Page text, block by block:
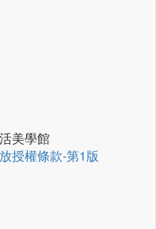
美學館
授權條款-第1版